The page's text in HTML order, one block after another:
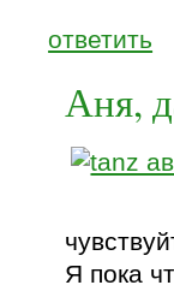
ответить
Аня,
Я пока